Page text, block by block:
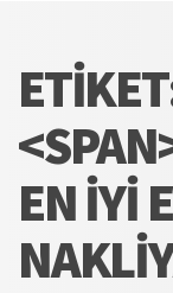
EN IYI